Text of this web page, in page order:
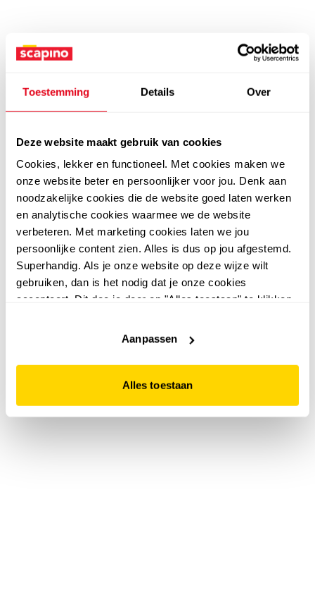
Toestemming Details Over
Deze website maakt gebruik van cookies
Cookies, lekker en functioneel. Met cookies maken we
onze website beter en persoonlijker voor jou. Denk aan
noodzakelijke cookies die de website goed laten werken
en analytische cookies waarmee we de website
verbeteren. Met marketing cookies laten we jou
persoonlijke content zien. Alles is dus op jou afgestemd.
Superhandig. Als je onze website op deze wijze wilt
gebruiken, dan is het nodig dat je onze cookies
accepteert. Dit doe je door op "Alles toestaan" te klikken.
website niet optimaal functioneert.
Aanpassen
Alles toestaan